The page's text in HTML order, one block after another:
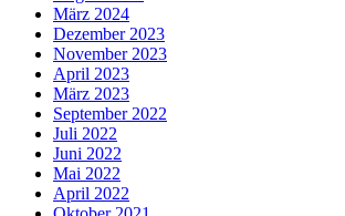
März 2024
Dezember 2023
November 2023
April 2023
März 2023
September 2022
Juli 2022
Juni 2022
Mai 2022
April 2022